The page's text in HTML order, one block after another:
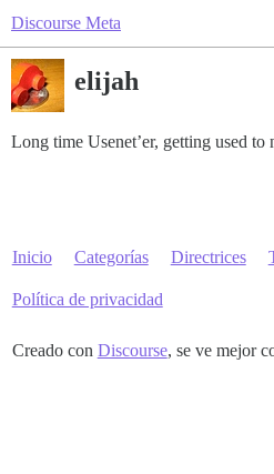
Discourse Meta
elijah
Long time Usenet’er, getting used
Inicio Categorías Directrices
Política de privacidad
Creado con Discourse, se ve mejor